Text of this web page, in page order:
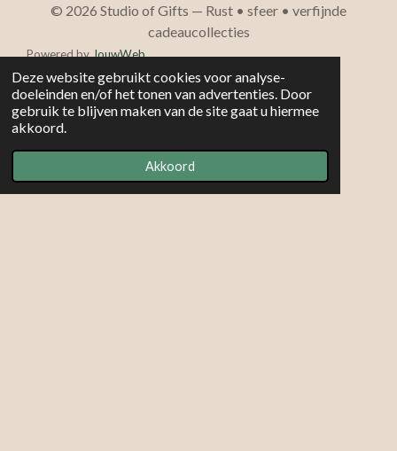
Deze website gebruikt cookies voor analyse-
doeleinden en/of het tonen van advertenties. Door
gebruik te blijven maken van de site gaat u hiermee
akkoord.
Akkoord
© 2026 Studio of Gifts — Rust • sfeer • verfijnde
cadeaucollecties
Powered byJouwWeb